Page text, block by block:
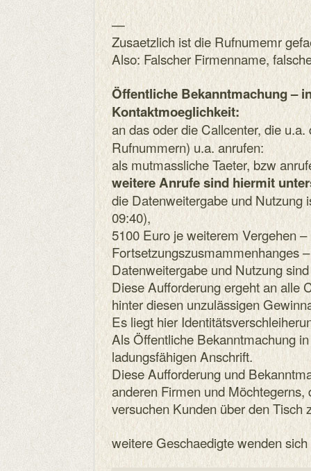
—
Zusaetzlich ist die Rufnumemr
Also: Falscher Firmenname,
Öffentliche Bekanntmachung –
Kontaktmoeglichkeit:
an das oder die Callcenter, die
Rufnummern) u.a. anrufen:
als mutmassliche Taeter, bzw
weitere Anrufe sind hiermit
die Datenweitergabe und Nutzung
09:40),
5100 Euro je weiterem Vergehen
Fortsetzungszusmammenhanges
Datenweitergabe und Nutzung
Diese Aufforderung ergeht an alle
hinter diesen unzulässigen
Es liegt hier
Als Öffentliche Bekanntmachung
ladungsfähigen Anschrift.
Diese Aufforderung und
anderen Firmen und
versuchen Kunden über den Tisch
weitere Geschaedigte wenden